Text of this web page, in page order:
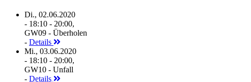
Di., 02.06.2020
- 18:10 - 20:00,
GW09 - Überholen
- Details
Mi., 03.06.2020
- 18:10 - 20:00,
GW10 - Unfall
- Details